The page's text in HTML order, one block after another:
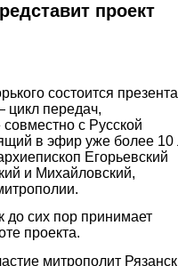
проект
состоится
передач,
с Русской
в эфир уже более 10
Егорьевский
и Михайловский,
до сих пор принимает
проекта.
митрополит